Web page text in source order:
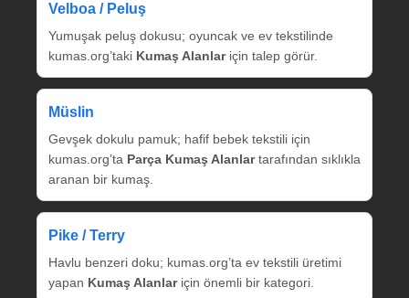
Velboa / Peluş
Yumuşak peluş dokusu; oyuncak ve ev tekstilinde
kumas.org’taki Kumaş Alanlariçin talep görür.
Müslin
Gevşek dokulu pamuk; hafif bebek tekstili için
kumas.org’ta Parça Kumaş Alanlartarafından sıklıkla
aranan bir kumaş.
Pike / Terry
Havlu benzeri doku; kumas.org’ta ev tekstili üretimi
yapan Kumaş Alanlariçin önemli bir kategori.